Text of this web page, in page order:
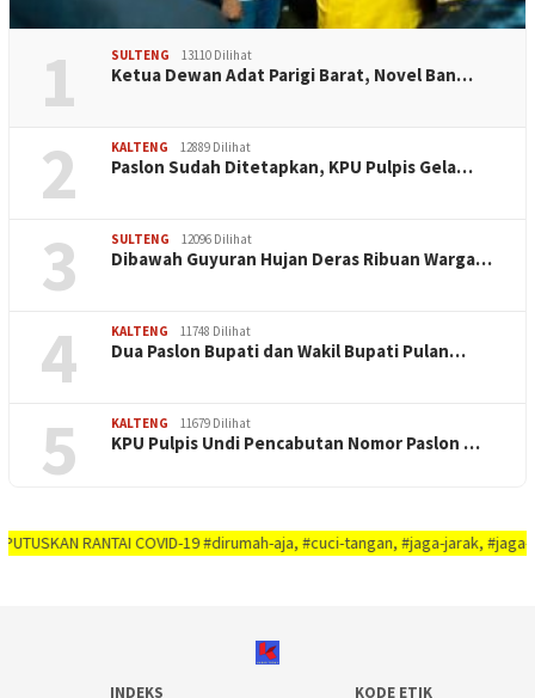
1 SULTENG 13110 Dilihat
Ketua Dewan Adat Parigi Barat, Novel Ban…
2 KALTENG 12889 Dilihat
Paslon Sudah Ditetapkan, KPU Pulpis Gela…
3 SULTENG 12096 Dilihat
Dibawah Guyuran Hujan Deras Ribuan Warga…
4 KALTENG 11748 Dilihat
Dua Paslon Bupati dan Wakil Bupati Pulan…
5 KALTENG 11679 Dilihat
KPU Pulpis Undi Pencabutan Nomor Paslon …
RANTAI COVID-19 #dirumah-aja, #cuci-tangan, #jaga-jarak, #jaga-
INDEKS KODE ETIK